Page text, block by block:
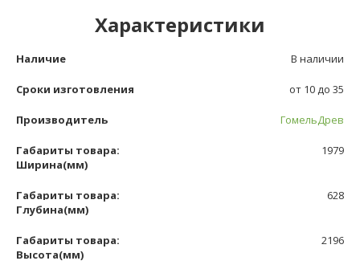
Характеристики
Наличие В наличии
Сроки изготовления от 10 до 35
Производитель ГомельДрев
Габариты товара:
Ширина(мм)
1979
Габариты товара:
Глубина(мм)
628
Габариты товара:
Высота(мм)
2196